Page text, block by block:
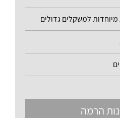
למשקלים גדולים
הרמה